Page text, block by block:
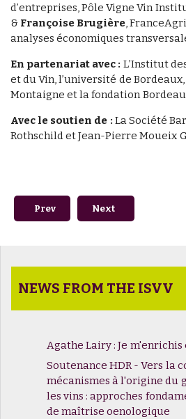
d’entreprises, Pôle Vigne Vin
& Françoise Brugière,
analyses économiques
En partenariat avec : L’Institut
et du Vin, l’université de
Montaigne et la fondation
Avec le soutien de : La Société
Rothschild et Jean-Pierre Moueix
Previous article: Le millésime
Prev Next article:
Next
NEWS FROM THE ISVV
Agathe Lairy : Je m'enrichis
Soutenance HDR - Vers la
mécanismes à l'origine du
les vins : approches
de maîtrise oenologique